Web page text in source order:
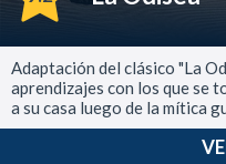
Adaptación del clásico "La
aprendizajes con los que se
a su casa luego de la mítica